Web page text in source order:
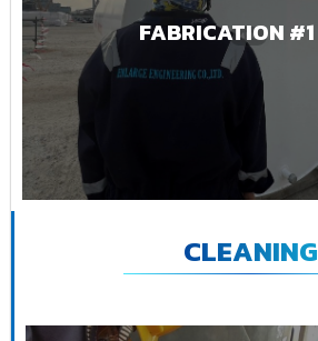
FABRICATION #1
CLEANING